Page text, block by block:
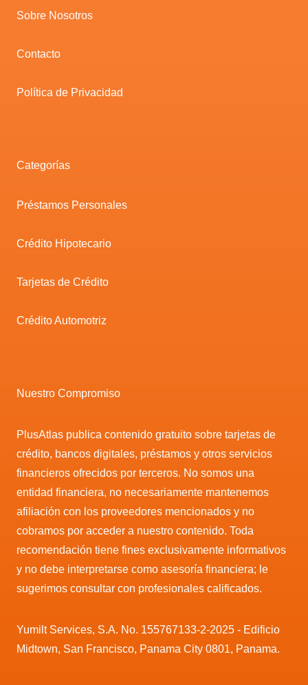
Sobre Nosotros
Contacto
Política de Privacidad
Categorías
Préstamos Personales
Crédito Hipotecario
Tarjetas de Crédito
Crédito Automotriz
Nuestro Compromiso
PlusAtlas publica contenido gratuito sobre tarjetas de
crédito, bancos digitales, préstamos y otros servicios
financieros ofrecidos por terceros. No somos una
entidad financiera, no necesariamente mantenemos
afiliación con los proveedores mencionados y no
cobramos por acceder a nuestro contenido. Toda
recomendación tiene fines exclusivamente informativos
y no debe interpretarse como asesoría financiera; le
sugerimos consultar con profesionales calificados.
Yumilt Services, S.A. No. 155767133-2-2025 - Edificio
Midtown, San Francisco, Panama City 0801, Panama.